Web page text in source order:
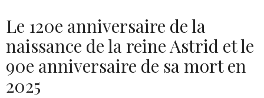
Le 120e anniversaire de la
naissance de la reine Astrid et le
90e anniversaire de sa mort en
2025